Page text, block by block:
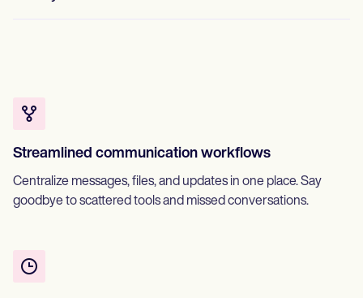
Streamlined communication workflows
Centralize messages, files, and updates in one place. Say
goodbye to scattered tools and missed conversations.